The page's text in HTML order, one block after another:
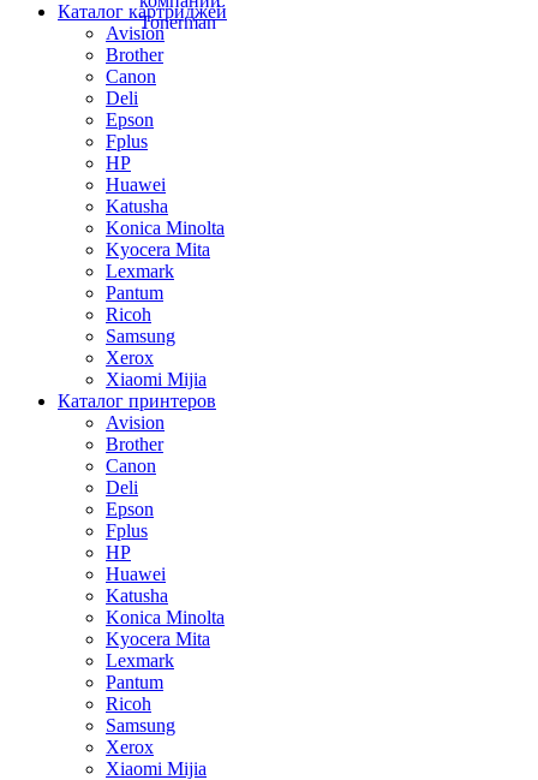
Каталог картриджей
Avision
Brother
Canon
Deli
Epson
Fplus
HP
Huawei
Katusha
Konica Minolta
Kyocera Mita
Lexmark
Pantum
Ricoh
Samsung
Xerox
Xiaomi Mijia
Каталог принтеров
Avision
Brother
Canon
Deli
Epson
Fplus
HP
Huawei
Katusha
Konica Minolta
Kyocera Mita
Lexmark
Pantum
Ricoh
Samsung
Xerox
Xiaomi Mijia